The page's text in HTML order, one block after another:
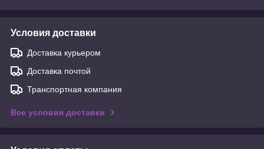
Условия доставки
Доставка курьером
Доставка почтой
Транспортная компания
Все условия доставки